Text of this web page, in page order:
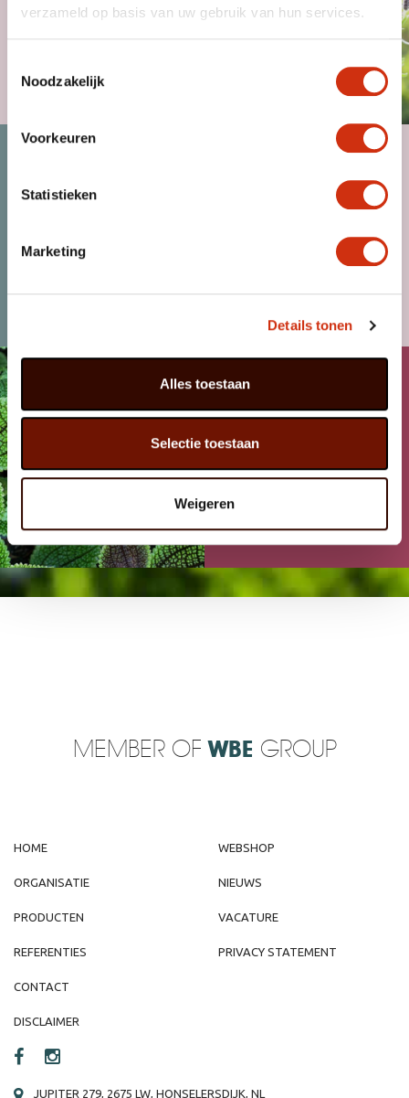
verzameld op basis van uw gebruik van hun services.
Noodzakelijk
Voorkeuren
Statistieken
Marketing
Details tonen
Alles toestaan
Selectie toestaan
Weigeren
MAGAZINE
FACEBOOK
MEMBER OF WBE GROUP
HOME
ORGANISATIE
PRODUCTEN
REFERENTIES
WEBSHOP
NIEUWS
VACATURE
PRIVACY STATEMENT
CONTACT
DISCLAIMER
JUPITER 279, 2675 LW, HONSELERSDIJK, NL